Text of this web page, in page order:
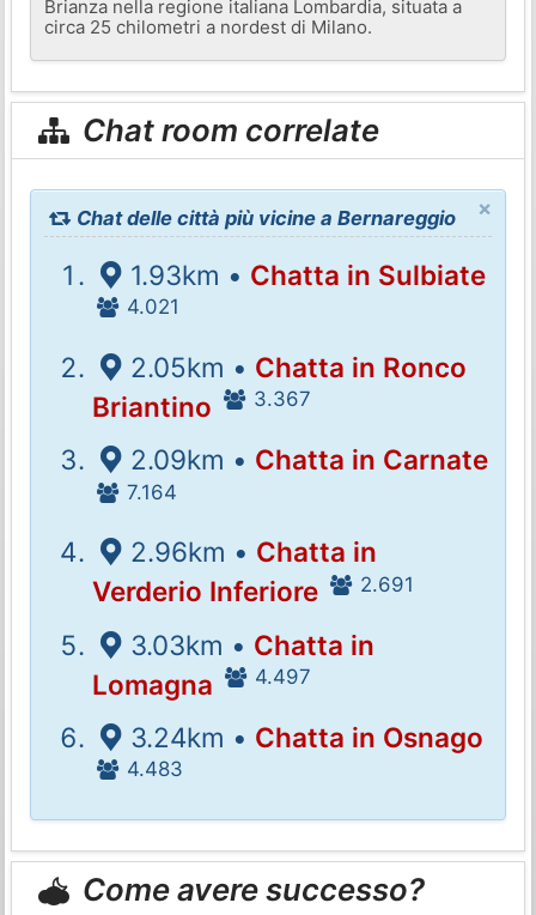
Brianza nella regione italiana Lombardia, situata a
circa 25 chilometri a nordest di Milano.
Chat room correlate
×
Chat delle città più vicine a Bernareggio
1.93km • Chatta in Sulbiate
4.021
2.05km • Chatta in Ronco
Briantino
3.367
2.09km • Chatta in Carnate
7.164
2.96km • Chatta in
Verderio Inferiore
2.691
3.03km • Chatta in
Lomagna
4.497
3.24km • Chatta in Osnago
4.483
Come avere successo?